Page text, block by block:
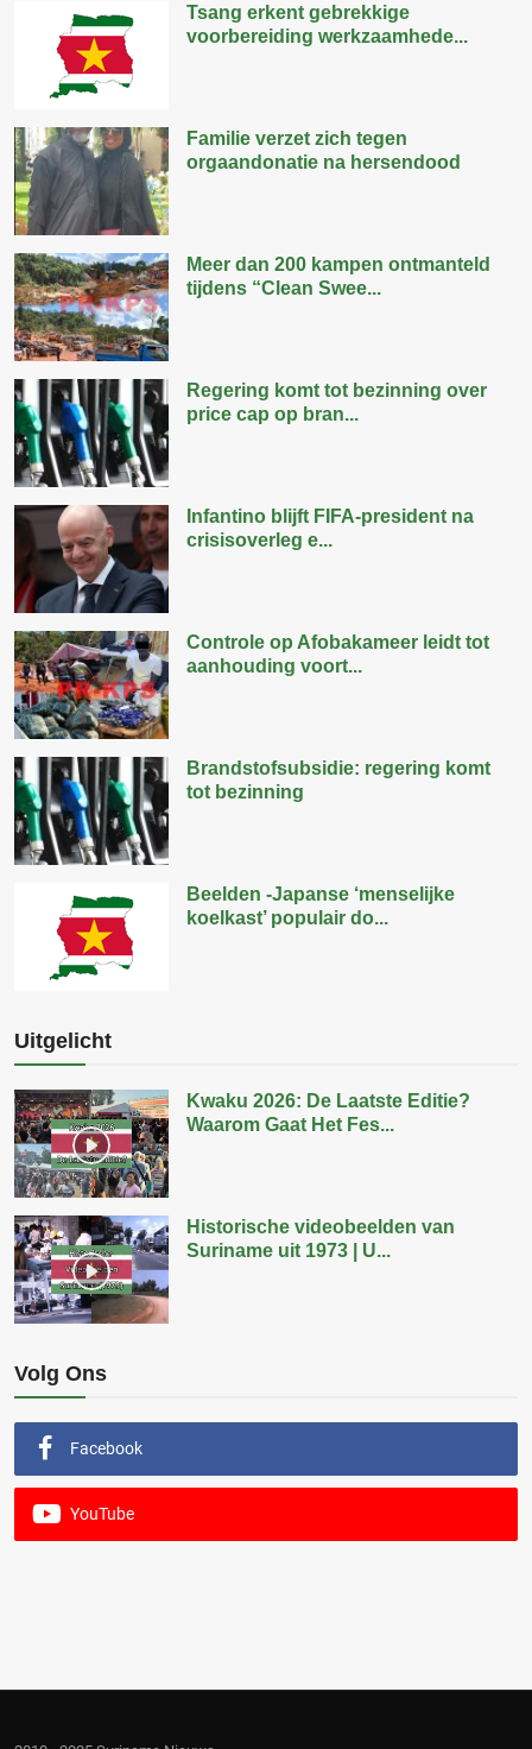
Tsang erkent gebrekkige
voorbereiding werkzaamhede...
Familie verzet zich tegen
orgaandonatie na hersendood
Meer dan 200 kampen ontmanteld
tijdens “Clean Swee...
Regering komt tot bezinning over
price cap op bran...
Infantino blijft FIFA-president na
crisisoverleg e...
Controle op Afobakameer leidt tot
aanhouding voort...
Brandstofsubsidie: regering komt
tot bezinning
Beelden -Japanse ‘menselijke
koelkast’ populair do...
Uitgelicht
Kwaku 2026: De Laatste Editie?
Waarom Gaat Het Fes...
Historische videobeelden van
Suriname uit 1973 | U...
Volg Ons
Facebook
YouTube